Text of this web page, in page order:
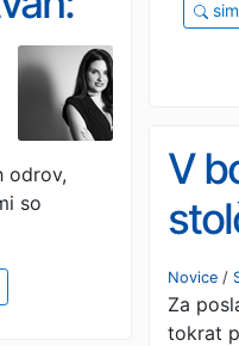
odrov,
so
V
do
Novice /
Za
tokrat